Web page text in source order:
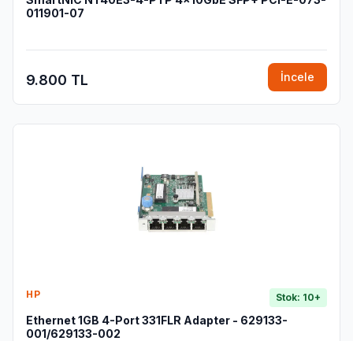
011901-07
9.800 TL İncele
HP Stok: 10+
Ethernet 1GB 4-Port 331FLR Adapter - 629133-
001/629133-002